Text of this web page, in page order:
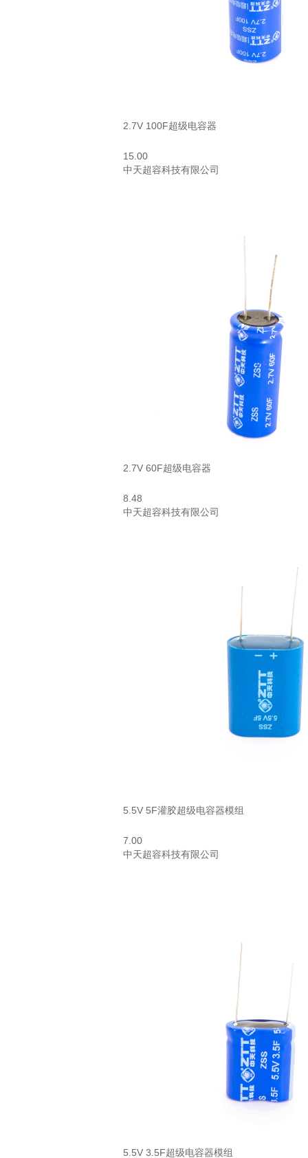
2.7V 100F超级电容器
15.00
中天超容科技有限公司
2.7V 60F超级电容器
8.48
中天超容科技有限公司
5.5V 5F灌胶超级电容器模组
7.00
中天超容科技有限公司
5.5V 3.5F超级电容器模组